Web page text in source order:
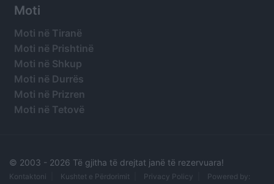
Moti
Moti në Tiranë
Moti në Prishtinë
Moti në Shkup
Moti në Durrës
Moti në Prizren
Moti në Tetovë
© 2003 - 2026 Të gjitha të drejtat janë të rezervuara!
Kontaktoni Kushtet e Përdorimit Privacy Policy Powered by: